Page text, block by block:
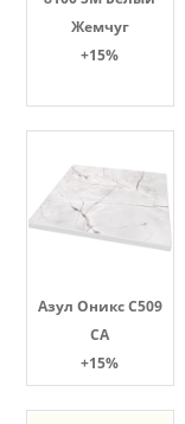
Жемчуг
+15%
Азул Оникс С509
СА
+15%